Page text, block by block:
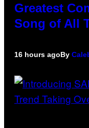
Greatest
Song of All
16 hours agoBy